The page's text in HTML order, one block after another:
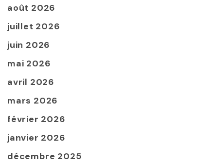
août 2026
juillet 2026
juin 2026
mai 2026
avril 2026
mars 2026
février 2026
janvier 2026
décembre 2025